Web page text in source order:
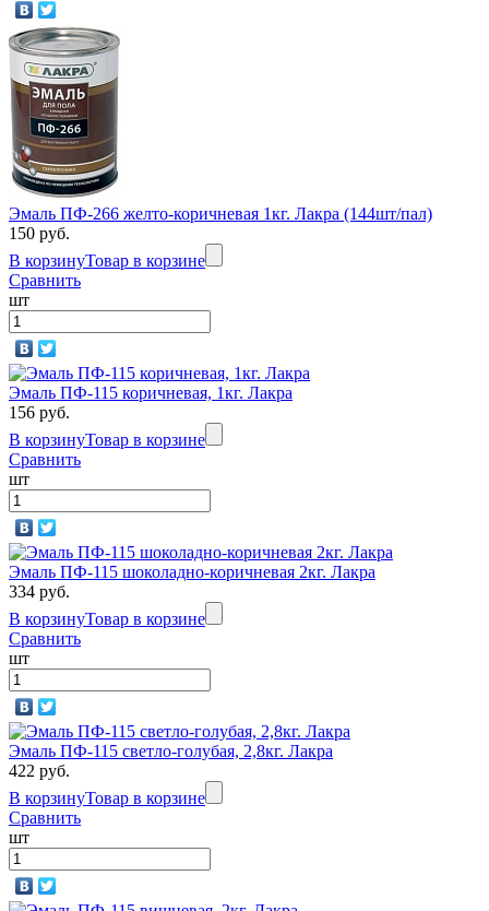
Эмаль ПФ-266 желто-коричневая 1кг. Лакра (144шт/пал)
150 руб.
В корзинуТовар в корзине
Сравнить
шт
Эмаль ПФ-115 коричневая, 1кг. Лакра
156 руб.
В корзинуТовар в корзине
Сравнить
шт
Эмаль ПФ-115 шоколадно-коричневая 2кг. Лакра
334 руб.
В корзинуТовар в корзине
Сравнить
шт
Эмаль ПФ-115 светло-голубая, 2,8кг. Лакра
422 руб.
В корзинуТовар в корзине
Сравнить
шт